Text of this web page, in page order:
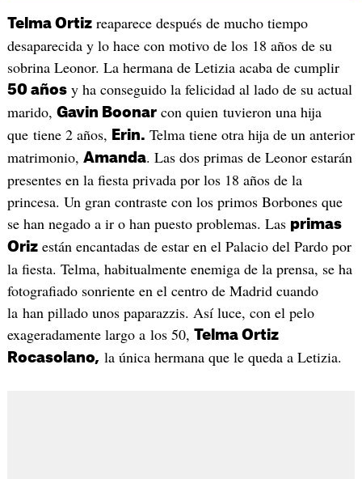
Telma Ortizreaparece después de mucho tiempo
desaparecida y lo hace con motivo de los 18 años de su
sobrina Leonor. La hermana de Letizia acaba de cumplir
50 añosy ha conseguido la felicidad al lado de su actual
marido, Gavin Boonarcon quien tuvieron una hija
que tiene 2 años, Erin. Telma tiene otra hija de un anterior
matrimonio, Amanda. Las dos primas de Leonor estarán
presentes en la fiesta privada por los 18 años de la
princesa. Un gran contraste con los primos Borbones que
se han negado a ir o han puesto problemas. Las primas
Orizestán encantadas de estar en el Palacio del Pardo por
la fiesta. Telma, habitualmente enemiga de la prensa, se ha
fotografiado sonriente en el centro de Madrid cuando
la han pillado unos paparazzis. Así luce, con el pelo
exageradamente largo a los 50, Telma Ortiz
Rocasolano, la única hermana que le queda a Letizia.